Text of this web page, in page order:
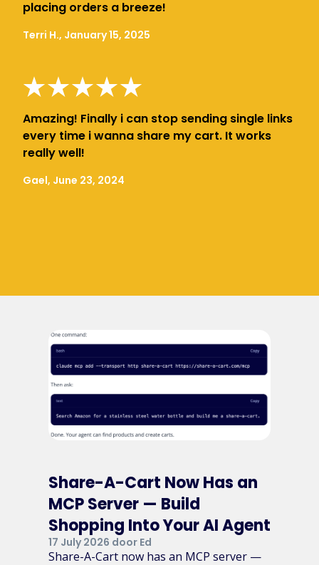
placing orders a breeze!
Terri H., January 15, 2025
Amazing! Finally i can stop sending single links
every time i wanna share my cart. It works
really well!
Gael, June 23, 2024
Share-A-Cart Now Has an
MCP Server — Build
Shopping Into Your AI Agent
17 July 2026 door Ed
Share-A-Cart now has an MCP server —